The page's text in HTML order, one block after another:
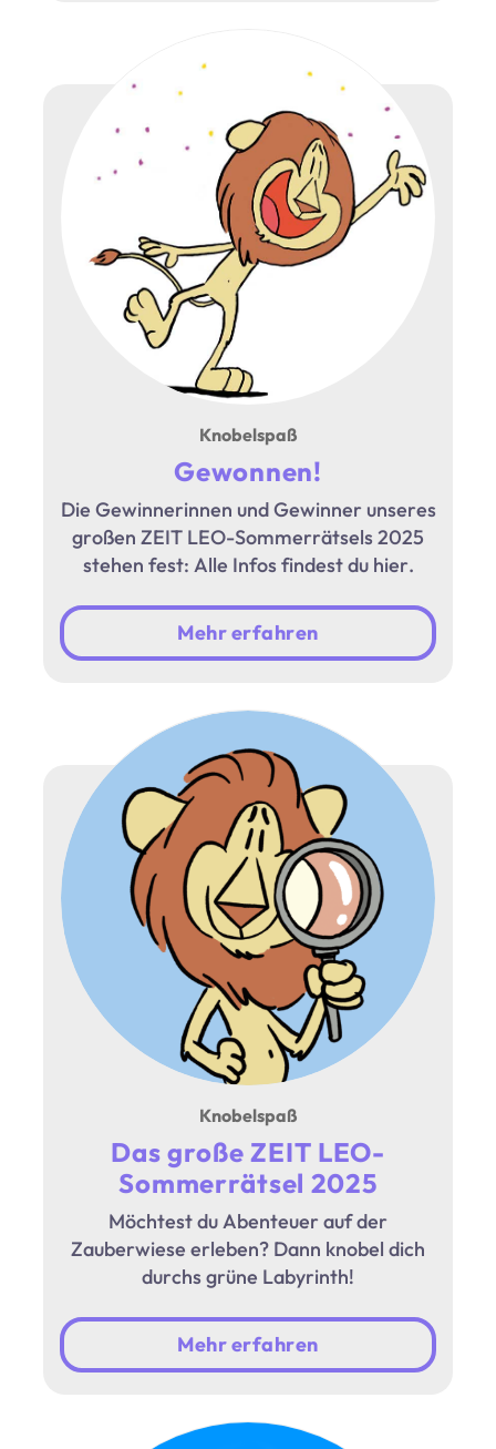
Knobelspaß
Gewonnen!
Die Gewinnerinnen und Gewinner unseres
großen ZEIT LEO-Sommerrätsels 2025
stehen fest: Alle Infos findest du hier.
Mehr erfahren
Knobelspaß
Das große ZEIT LEO-
Sommerrätsel 2025
Möchtest du Abenteuer auf der
Zauberwiese erleben? Dann knobel dich
durchs grüne Labyrinth!
Mehr erfahren